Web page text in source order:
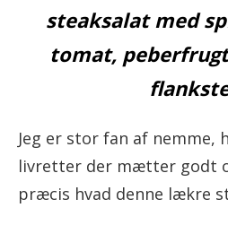
steaksalat med
tomat,
Jeg er stor fan af nemme,
livretter der mætter godt
præcis hvad denne lækre